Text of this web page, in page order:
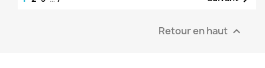
Retour en haut 